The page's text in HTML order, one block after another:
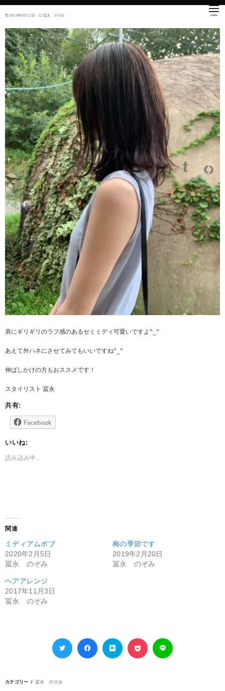
2019年9月17日 冨永 のぞみ
肩にギリギリのラフ感のあるセミミディ可愛いですよ^_^
あえて外ハネにさせてみてもいいですね^_^
伸ばしかけの方もおススメです！
スタイリスト 冨永
共有:
Facebook
いいね:
読み込み中...
関連
ミディアムボブ
2020年2月5日
冨永 のぞみ
梅の季節です
2019年2月20日
冨永 のぞみ
ヘアアレンジ
2017年11月3日
冨永 のぞみ
カテゴリー 冨永 のぞみ